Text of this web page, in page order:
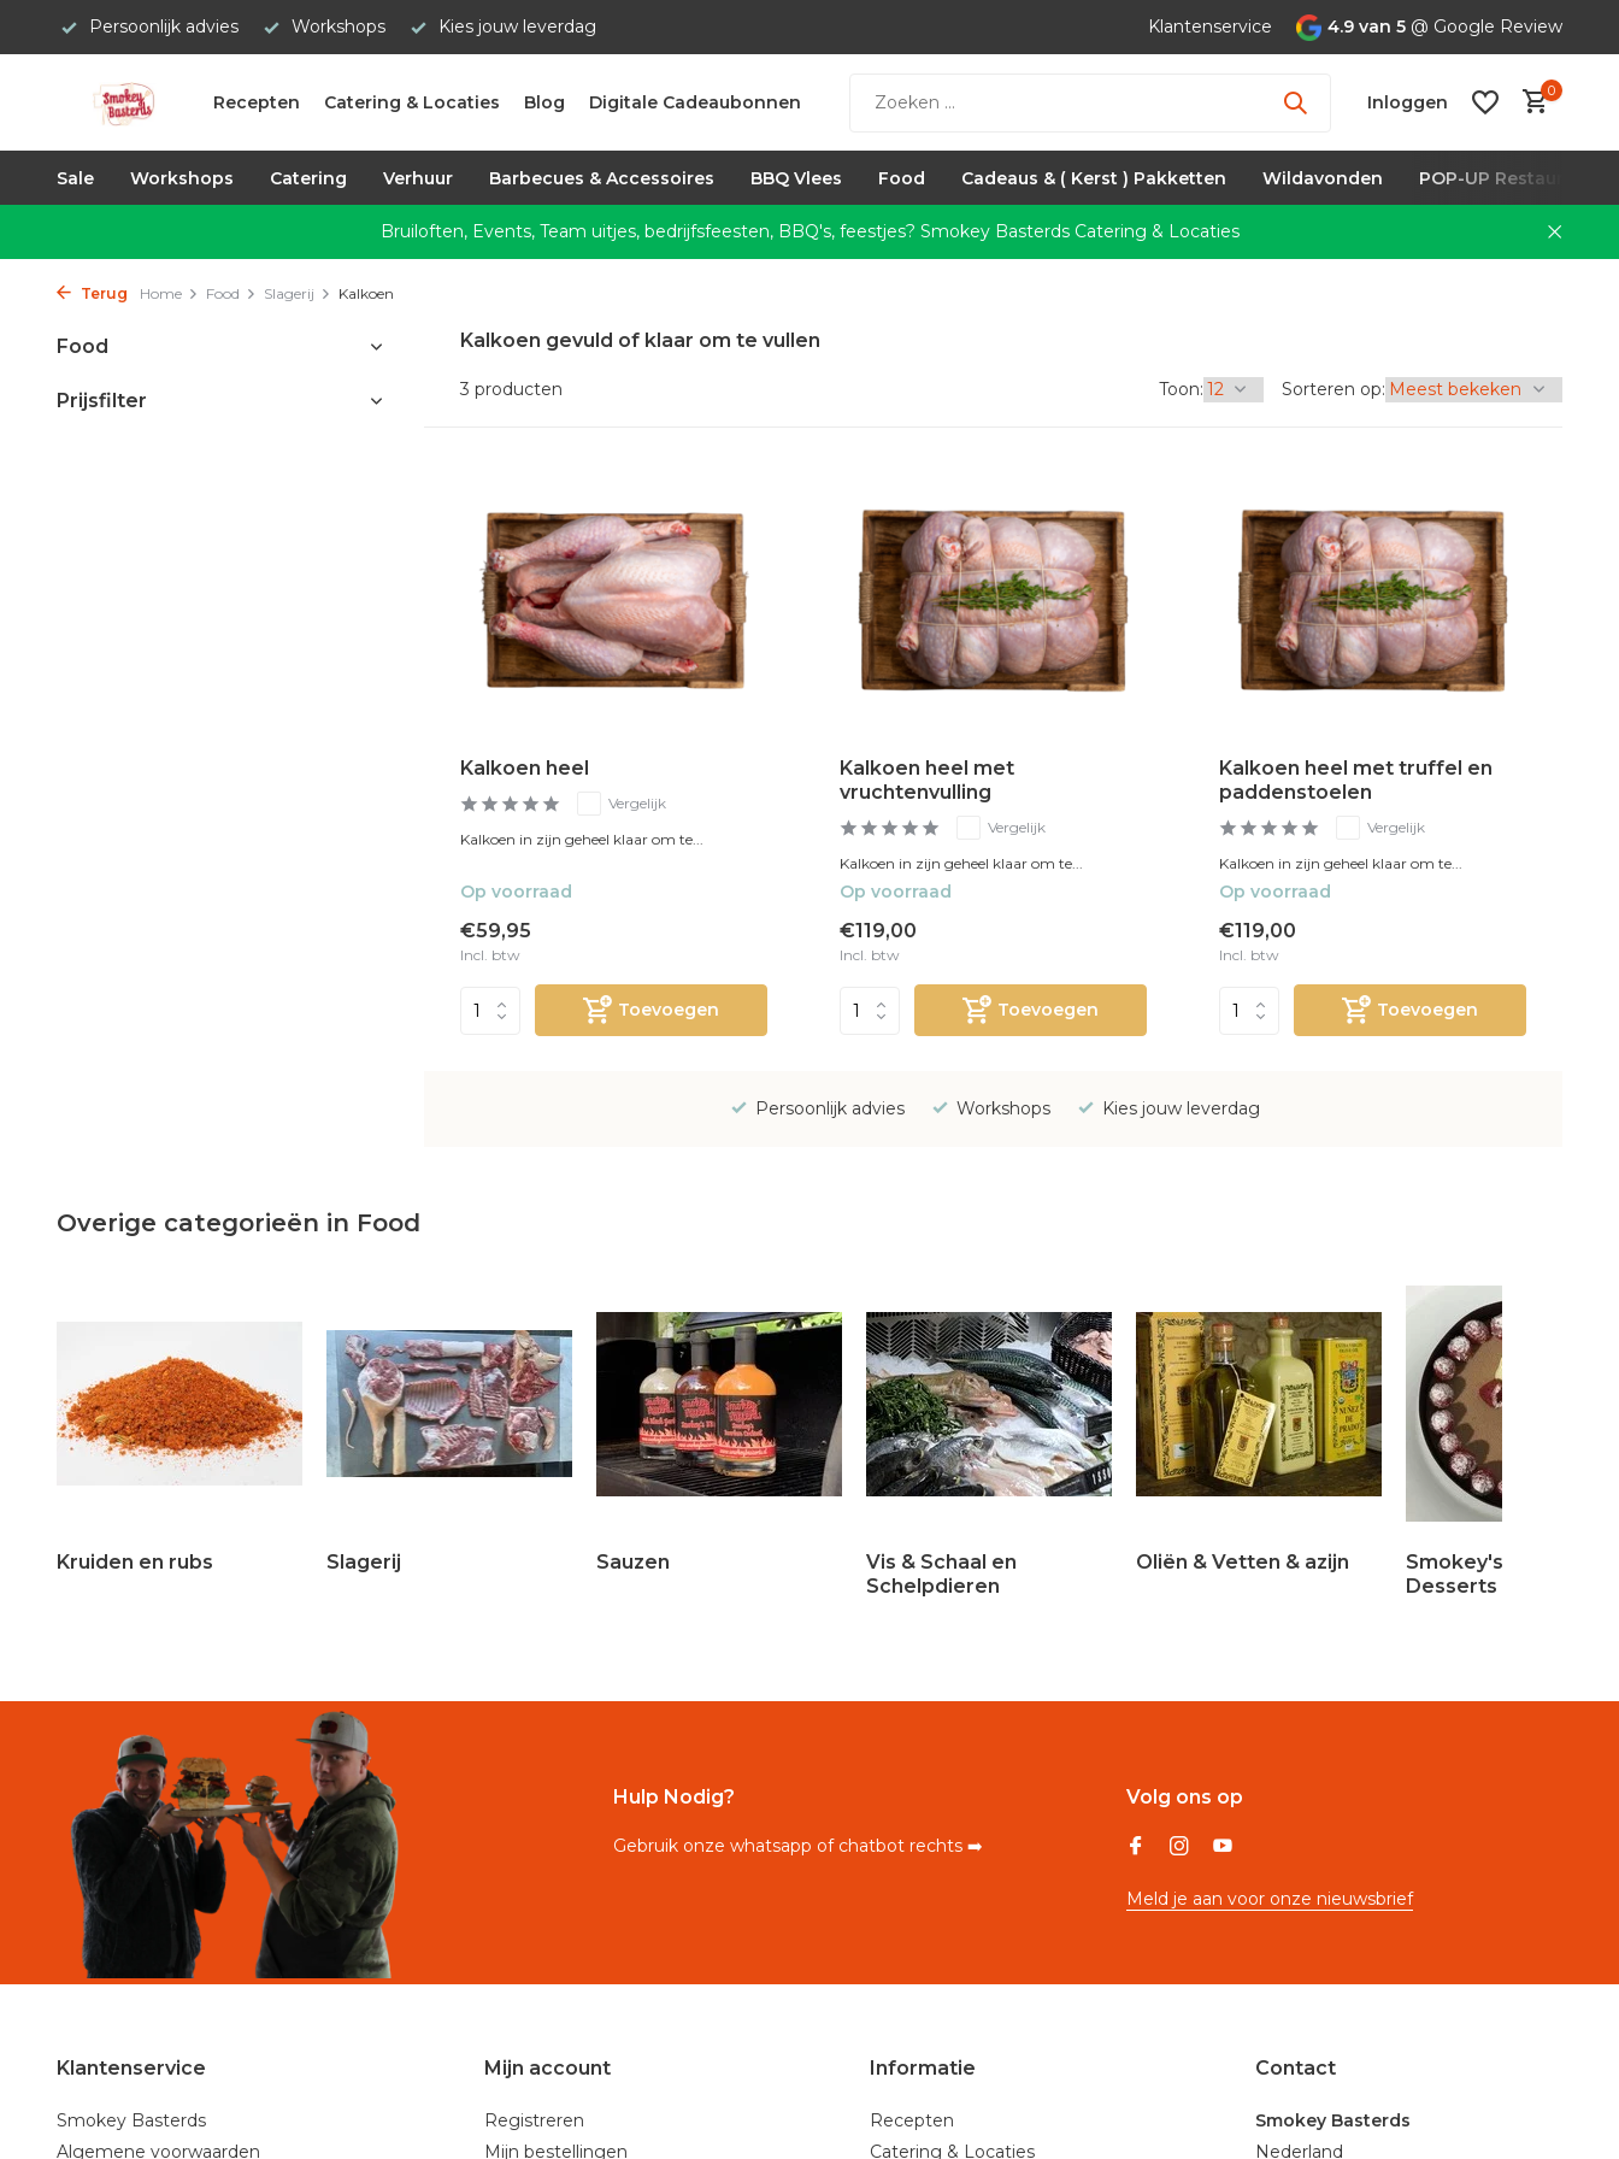
Persoonlijk advies Workshops Kies jouw leverdag Klantenservice 4.9 van 5 @ Google Review
Recepten Catering & Locaties Blog Digitale Cadeaubonnen Inloggen
0
Sale Workshops Catering Verhuur Barbecues & Accessoires BBQ Vlees Food Cadeaus & ( Kerst ) Pakketten Wildavonden POP-UP Restaurants
Bruiloften, Events, Team uitjes, bedrijfsfeesten, BBQ's, feestjes? Smokey Basterds Catering & Locaties
Terug Home Food Slagerij Kalkoen
Food
Prijsfilter
Kalkoen gevuld of klaar om te vullen
3 producten Toon: Sorteren op:
Kalkoen heel
Vergelijk
Kalkoen in zijn geheel klaar om te...
Op voorraad
€59,95
Incl. btw
Toevoegen
Kalkoen heel met
vruchtenvulling
Vergelijk
Kalkoen in zijn geheel klaar om te...
Op voorraad
€119,00
Incl. btw
Toevoegen
Kalkoen heel met truffel en
paddenstoelen
Vergelijk
Kalkoen in zijn geheel klaar om te...
Op voorraad
€119,00
Incl. btw
Toevoegen
Persoonlijk advies Workshops Kies jouw leverdag
Overige categorieën in Food
Kruiden en rubs Slagerij Sauzen
Vis & Schaal en
Schelpdieren
Oliën & Vetten & azijn
Smokey's Sweets &
Desserts
Hulp Nodig?
Gebruik onze whatsapp of chatbot rechts ➡️
Volg ons op
Meld je aan voor onze nieuwsbrief
Klantenservice
Smokey Basterds
Algemene voorwaarden
Mijn account
Registreren
Mijn bestellingen
Informatie
Recepten
Catering & Locaties
Contact
Smokey Basterds
Nederland